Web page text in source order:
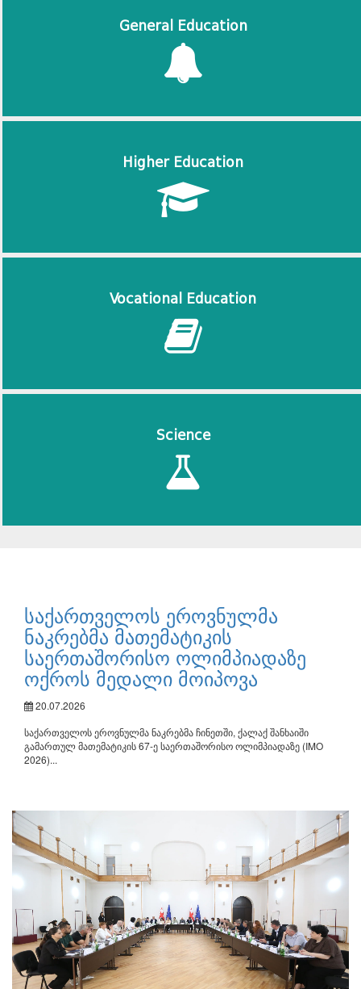
General Education
Higher Education
Vocational Education
Science
საქართველოს ეროვნულმა
ნაკრებმა მათემატიკის
საერთაშორისო ოლიმპიადაზე
ოქროს მედალი მოიპოვა
20.07.2026
საქართველოს ეროვნულმა ნაკრებმა ჩინეთში, ქალაქ შანხაიში
გამართულ მათემატიკის 67-ე საერთაშორისო ოლიმპიადაზე (IMO
2026)...